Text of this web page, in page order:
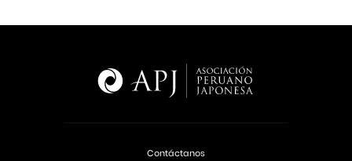
Contáctanos